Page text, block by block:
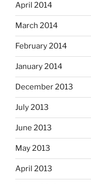
April 2014
March 2014
February 2014
January 2014
December 2013
July 2013
June 2013
May 2013
April 2013